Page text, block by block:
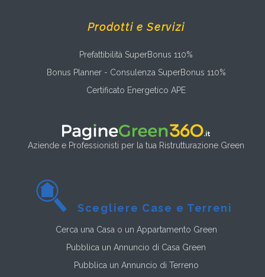
Prodotti e Servizi
Prefattibilità SuperBonus 110%
Bonus Planner - Consulenza SuperBonus 110%
Certificato Energetico APE
Aziende e Professionisti per la tua Ristrutturazione Green
Scegliere Case e Terreni
Cerca una Casa o un Appartamento Green
Pubblica un Annuncio di Casa Green
Pubblica un Annuncio di Terreno